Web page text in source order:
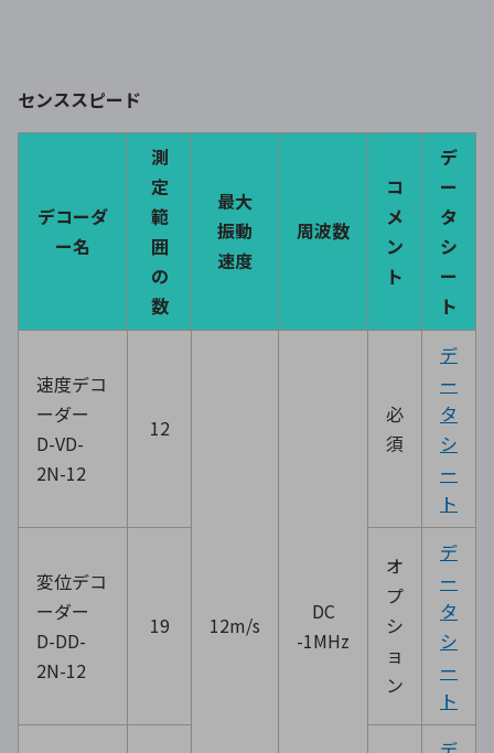
センススピード
デコーダ
ー名
測
定
範
囲
の
数
最大
振動
速度
周波数
コ
メ
ン
ト
デ
ー
タ
シ
ー
ト
速度デコ
ーダー
D-VD-
2N-12
12
12m/s
DC
-1MHz
必
須
デ
ー
タ
シ
ー
ト
変位デコ
ーダー
D-DD-
2N-12
19
オ
プ
シ
ョ
ン
デ
ー
タ
シ
ー
ト